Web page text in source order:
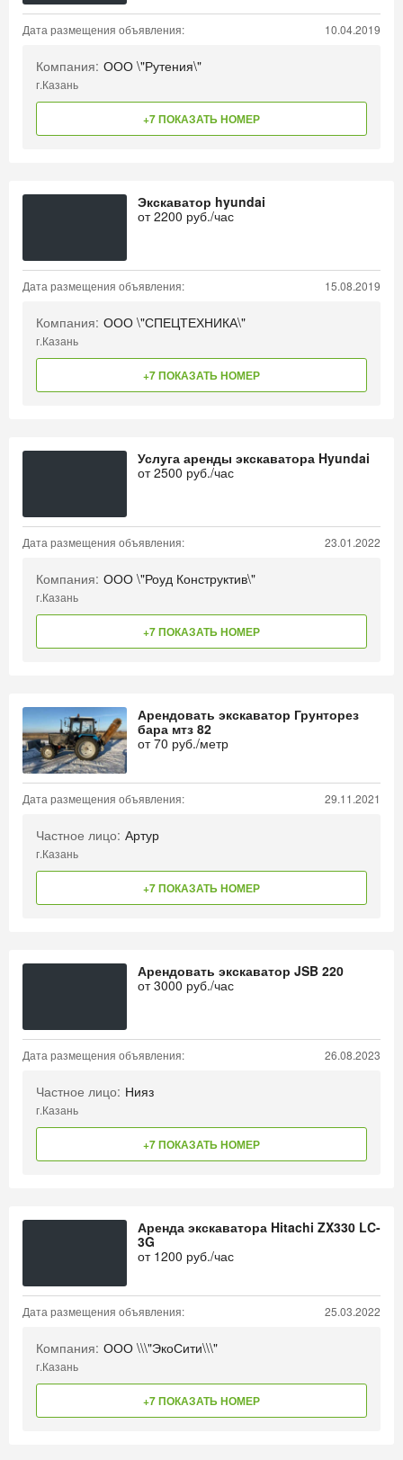
Дата размещения объявления: 10.04.2019
Компания: ООО \"Рутения\"
г.Казань
+7 ПОКАЗАТЬ НОМЕР
Экскаватор hyundai
от2200 руб./час
Дата размещения объявления: 15.08.2019
Компания: ООО \"СПЕЦТЕХНИКА\"
г.Казань
+7 ПОКАЗАТЬ НОМЕР
Услуга аренды экскаватора Hyundai
от2500 руб./час
Дата размещения объявления: 23.01.2022
Компания: ООО \"Роуд Конструктив\"
г.Казань
+7 ПОКАЗАТЬ НОМЕР
Арендовать экскаватор Грунторез
бара мтз 82
от70 руб./метр
Дата размещения объявления: 29.11.2021
Частное лицо: Артур
г.Казань
+7 ПОКАЗАТЬ НОМЕР
Арендовать экскаватор JSB 220
от3000 руб./час
Дата размещения объявления: 26.08.2023
Частное лицо: Нияз
г.Казань
+7 ПОКАЗАТЬ НОМЕР
Аренда экскаватора Hitachi ZX330 LC-
3G
от 1200 руб./час
Дата размещения объявления: 25.03.2022
Компания: ООО \\\"ЭкоСити\\\"
г.Казань
+7 ПОКАЗАТЬ НОМЕР